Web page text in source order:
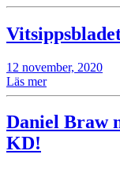
12 november, 2020
Läs mer
Daniel Braw
KD!